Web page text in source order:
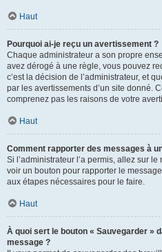
Haut
Pourquoi ai-je reçu un avertissement ?
Chaque administrateur a son propre
avez dérogé à une règle, vous pouvez
c’est la décision de l’administrateur, et
par les avertissements d’un site donné.
comprenez pas les raisons de votre
Haut
Comment rapporter des messages à
Si l’administrateur l’a permis, allez sur
voir un bouton pour rapporter le
aux étapes nécessaires pour le faire.
Haut
À quoi sert le bouton « Sauvegarder »
message ?